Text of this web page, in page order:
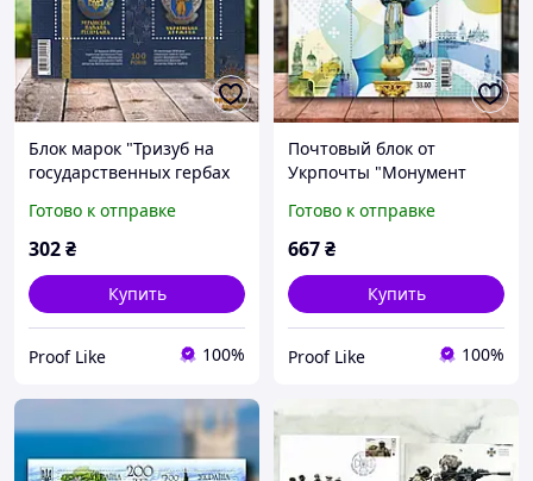
Блок марок "Тризуб на
государственных гербах
освободительной борьбы
1917-1921 годов", 2018
Готово к отправке
302₴
Купить
Proof Like 100%
Почтовый блок от
Укрпочты "Монумент
Готово к отправке
667₴
Купить
Proof Like 100%